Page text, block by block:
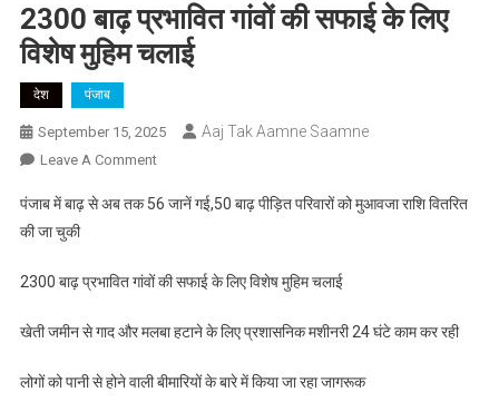
2300 बाढ़ प्रभावित गांवों की सफाई के लिए
विशेष मुहिम चलाई
देश पंजाब
September 15, 2025 Aaj Tak Aamne Saamne
Leave A CommentOn
बाढ़
की
के
विशेष
पंजाब में बाढ़ से अब तक 56 जानें गई,50 बाढ़ पीड़ित परिवारों को मुआवजा राशि वितरित
की जा चुकी
2300 बाढ़ प्रभावित गांवों की सफाई के लिए विशेष मुहिम चलाई
खेती जमीन से गाद और मलबा हटाने के लिए प्रशासनिक मशीनरी 24 घंटे काम कर रही
लोगों को पानी से होने वाली बीमारियों के बारे में किया जा रहा जागरूक